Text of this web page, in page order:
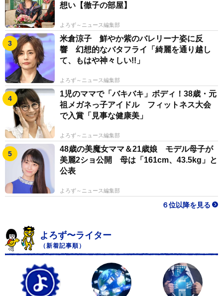
想い【徹子の部屋】
よろず～ニュース編集部
米倉涼子 鮮やか紫のバレリーナ姿に反
響 幻想的なバタフライ「綺麗を通り越し
て、もはや神々しい!!」
よろず～ニュース編集部
1児のママで「バキバキ」ボディ！38歳・元
祖メガネっ子アイドル フィットネス大会
で入賞「見事な健康美」
よろず～ニュース編集部
48歳の美魔女ママ＆21歳娘 モデル母子が
美麗2ショ公開 母は「161cm、43.5kg」と
公表
よろず～ニュース編集部
６位以降を見る
よろず〜ライター
（新着記事順）